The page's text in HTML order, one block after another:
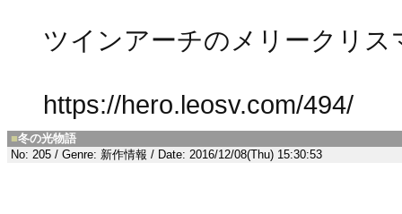
ツインアーチのメリークリス
https://hero.leosv.com/494/
■冬の光物語
No: 205 / Genre: 新作情報 / Date: 2016/12/08(Thu) 15:30:53